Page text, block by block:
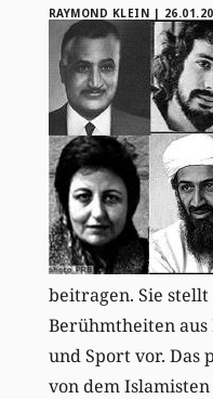
RAYMOND KLEIN |
beitragen. Sie
Berühmtheiten
und Sport vor. Das
von dem